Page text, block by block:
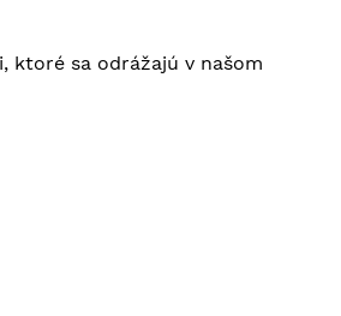
ktoré sa odrážajú v našom